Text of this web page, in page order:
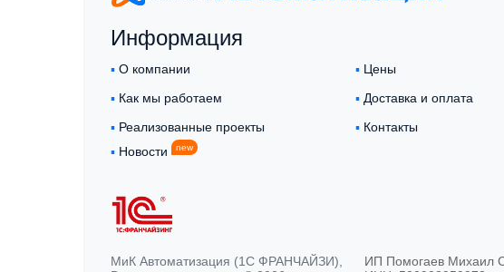
Информация
▪︎ О компании
▪︎ Как мы работаем
▪︎ Новости new
▪︎ Цены
▪︎ Доставка и оплата
▪︎ Реализованные проекты
ИП Помогаев Михаил
МиК Автоматизация (1С ФРАНЧАЙЗИ),
▪︎ Контакты